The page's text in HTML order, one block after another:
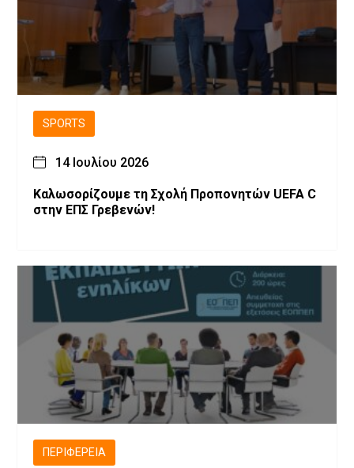
SPORTS
14 Ιουλίου 2026
Καλωσορίζουμε τη Σχολή Προπονητών UEFA C
στην ΕΠΣ Γρεβενών!
ΠΕΡΙΦΈΡΕΙΑ